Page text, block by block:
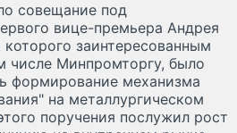
совещание под
вице-премьера Андрея
заинтересованным
числе Минпромторгу, было
формирование механизма
на металлургическом
поручения послужил рост